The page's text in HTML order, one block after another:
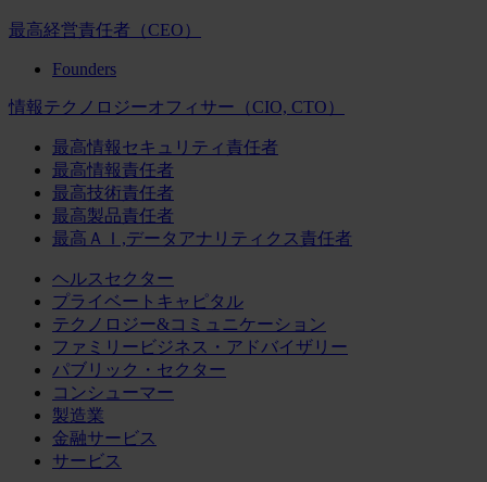
最高経営責任者（CEO）
Founders
情報テクノロジーオフィサー（CIO, CTO）
最高情報セキュリティ責任者
最高情報責任者
最高技術責任者
最高製品責任者
最高ＡＩ,データアナリティクス責任者
ヘルスセクター
プライベートキャピタル
テクノロジー&コミュニケーション
ファミリービジネス・アドバイザリー
パブリック・セクター
コンシューマー
製造業
金融サービス
サービス